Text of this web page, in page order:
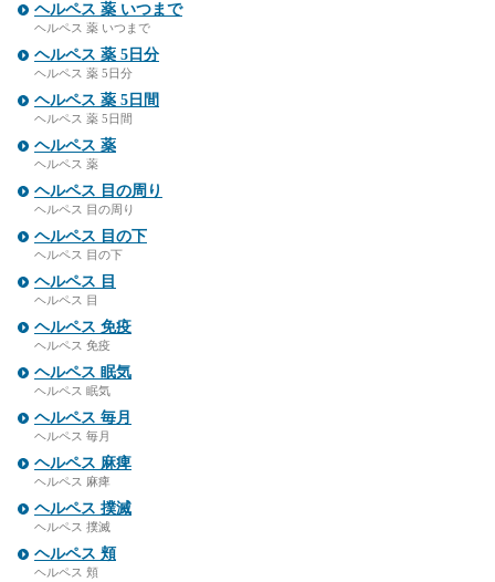
ヘルペス 薬 いつまで
ヘルペス 薬 いつまで
ヘルペス 薬 5日分
ヘルペス 薬 5日分
ヘルペス 薬 5日間
ヘルペス 薬 5日間
ヘルペス 薬
ヘルペス 薬
ヘルペス 目の周り
ヘルペス 目の周り
ヘルペス 目の下
ヘルペス 目の下
ヘルペス 目
ヘルペス 目
ヘルペス 免疫
ヘルペス 免疫
ヘルペス 眠気
ヘルペス 眠気
ヘルペス 毎月
ヘルペス 毎月
ヘルペス 麻痺
ヘルペス 麻痺
ヘルペス 撲滅
ヘルペス 撲滅
ヘルペス 頬
ヘルペス 頬